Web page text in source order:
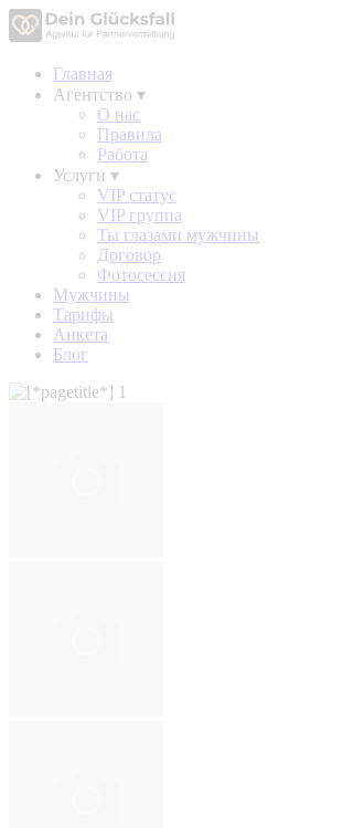
Главная
Агентство ▾
О нас
Правила
Работа
Услуги ▾
VIP статус
VIP группа
Ты глазами мужчины
Договор
Фотосессия
Мужчины
Тарифы
Анкета
Блог